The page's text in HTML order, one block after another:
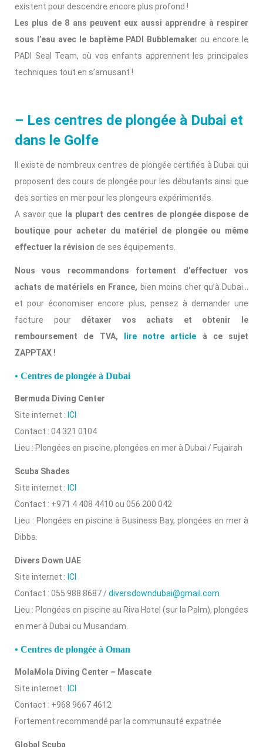
existent pour descendre encore plus profond !
Les plus de 8 ans peuvent eux aussi apprendre à respirer
sous l’eau avec le baptème PADI Bubblemaker ou encore le
PADI Seal Team, où vos enfants apprennent les principales
techniques tout en s’amusant !
– Les centres de plongée à Dubai et
dans le Golfe
Il existe de nombreux centres de plongée certifiés à Dubai qui
proposent des cours de plongée pour les débutants ainsi que
des sorties en mer pour les plongeurs expérimentés.
A savoir que
la plupart des centres de plongée dispose de
boutique pour acheter du matériel de plongée ou même
effectuer la révision de ses équipements.
Nous vous recommandons fortement d’effectuer vos
achats de matériels en France, bien moins cher qu’à Dubai…
et pour économiser encore plus, pensez à demander une
facture pour détaxer vos achats et obtenir le
remboursement de TVA,
lire notre article à ce sujet
ZAPPTAX !
• Centres de plongée à Dubai
Bermuda Diving Center
Site internet : ICI
Contact : 04 321 0104
Lieu : Plongées en piscine, plongées en mer à Dubai / Fujairah
Scuba Shades
Site internet : ICI
Contact : +971 4 408 4410 ou 056 200 042
Lieu : Plongées en piscine à Business Bay, plongées en mer à
Dibba.
Divers Down UAE
Site internet : ICI
Contact : 055 988 8687 /diversdowndubai@gmail.com
Lieu : Plongées en piscine au Riva Hotel (sur la Palm), plongées
en mer à Dubai ou Musandam.
• Centres de plongée à Oman
MolaMola Diving Center – Mascate
Site internet : ICI
Contact : +968 9667 4612
Fortement recommandé par la communauté expatriée
Global Scuba